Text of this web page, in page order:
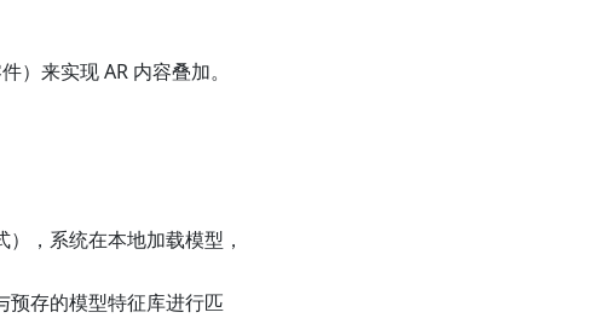
来实现 AR 内容叠加。
，系统在本地加载模型，
预存的模型特征库进行匹